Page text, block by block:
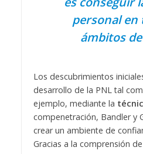
personal en
ámbitos
Los descubrimientos
desarrollo de la PNL tal
ejemplo, mediante la
compenetración, Bandler y
crear un ambiente de
Gracias a la comprensión